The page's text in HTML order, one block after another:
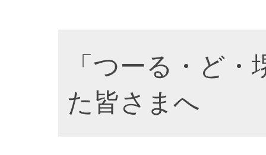
「つーる・ど
た皆さまへ